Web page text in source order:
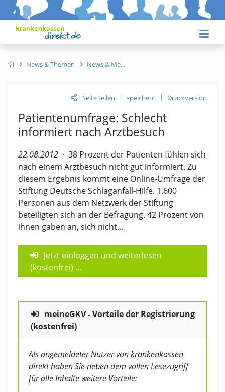
News & Themen News & Me
Seite teilen | speichern | Druckversion
Patientenumfrage: Schlecht
informiert nach Arztbesuch
22.08.2012 · 38 Prozent der Patienten fühlen sich
nach einem Arztbesuch nicht gut informiert. Zu
diesem Ergebnis kommt eine Online-Umfrage der
Stiftung Deutsche Schlaganfall-Hilfe. 1.600
Personen aus dem Netzwerk der Stiftung
beteiligten sich an der Befragung. 42 Prozent von
ihnen gaben an, sich nicht...
Jetzt einloggen und weiterlesen
(kostenfrei) ...
meineGKV - Vorteile der Registrierung
(kostenfrei)
Als angemeldeter Nutzer von krankenkassen
direkt haben Sie neben dem vollen Lesezugriff
für alle Inhalte weitere Vorteile: